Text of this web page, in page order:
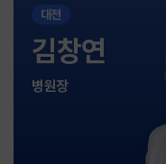
대전
김창연
병원장